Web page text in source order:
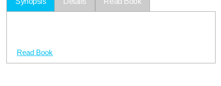
Read Book